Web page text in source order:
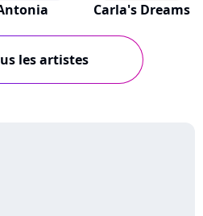
Carla's Dreams
les artistes